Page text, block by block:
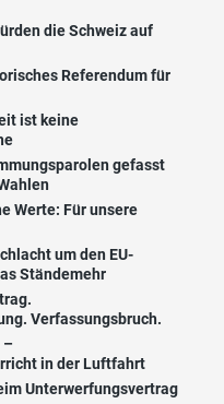
die Schweiz auf
Referendum für
ist keine
gefasst
Werte: Für unsere
um den EU-
Ständemehr
Verfassungsbruch.
–
in der Luftfahrt
Unterwerfungsvertrag